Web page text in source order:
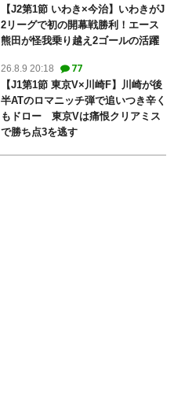
【J2第1節 いわき×今治】いわきがJ
2リーグで初の開幕戦勝利！エース
熊田が怪我乗り越え2ゴールの活躍
26.8.9 20:18 77
【J1第1節 東京V×川崎F】川崎が後
半ATのロマニッチ弾で追いつき辛く
もドロー 東京Vは痛恨クリアミス
で勝ち点3を逃す